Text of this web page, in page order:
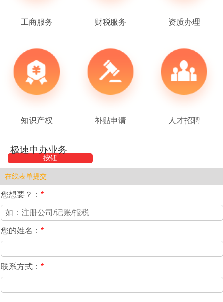
工商服务 财税服务 资质办理
知识产权 补贴申请 人才招聘
极速申办业务
按钮
在线表单提交
您想要？： *
您的姓名： *
联系方式： *